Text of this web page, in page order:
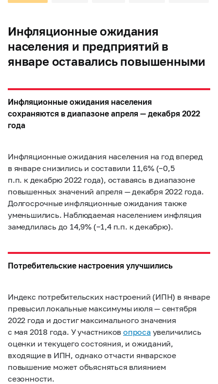
Инфляционные ожидания
населения и предприятий в
январе оставались повышенными
Инфляционные ожидания населения
сохраняются в диапазоне апреля — декабря 2022
года
Инфляционные ожидания населения на год вперед
в январе снизились и составили 11,6% (−0,5
п.п. к декабрю 2022 года), оставаясь в диапазоне
повышенных значений апреля — декабря 2022 года.
Долгосрочные инфляционные ожидания также
уменьшились. Наблюдаемая населением инфляция
замедлилась до 14,9% (−1,4 п.п. к декабрю).
Потребительские настроения улучшились
Индекс потребительских настроений (ИПН) в январе
превысил локальные максимумы июля — сентября
2022 года и достиг максимального значения
с мая 2018 года. У участниковопроса увеличились
оценки и текущего состояния, и ожиданий,
входящие в ИПН, однако отчасти январское
повышение может объясняться влиянием
сезонности.